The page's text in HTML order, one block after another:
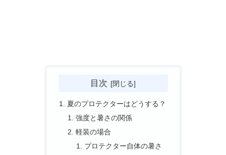
目次
夏のプロテクターはどうする？
強度と暑さの関係
軽装の場合
プロテクター自体の暑さ